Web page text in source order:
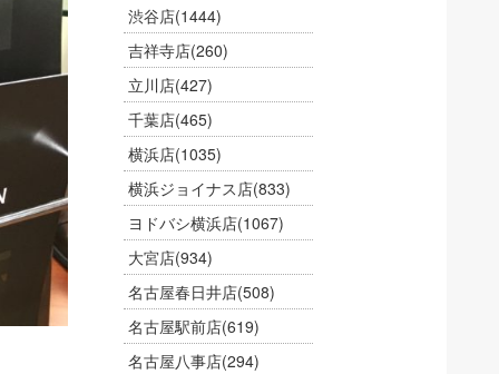
渋谷店(1444)
吉祥寺店(260)
立川店(427)
千葉店(465)
横浜店(1035)
横浜ジョイナス店(833)
ヨドバシ横浜店(1067)
大宮店(934)
名古屋春日井店(508)
名古屋駅前店(619)
名古屋八事店(294)